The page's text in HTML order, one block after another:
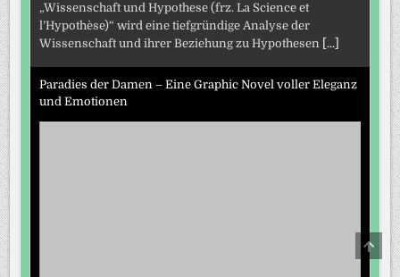
„Wissenschaft und Hypothese (frz. La Science et
l’Hypothèse)“ wird eine tiefgründige Analyse der
Wissenschaft und ihrer Beziehung zu Hypothesen
[...]
Paradies der Damen – Eine Graphic Novel voller Eleganz
und Emotionen
TO
TOP